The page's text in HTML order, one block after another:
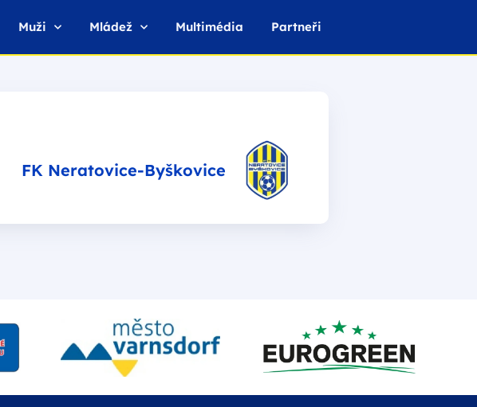
Muži Mládež Multimédia Partneři
FK Neratovice-Byškovice